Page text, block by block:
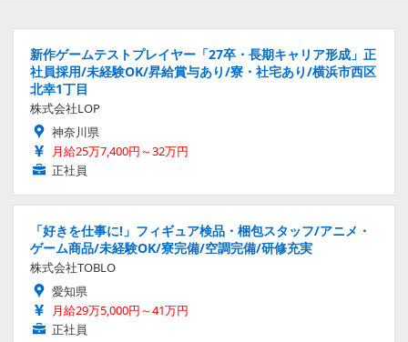
新作ゲームテストプレイヤー「27卒・長期キャリア形成」正
社員採用/未経験OK/昇給賞与あり/寮・社宅あり/横浜市西区
北幸1丁目
株式会社LOP
神奈川県
月給25万7,400円～32万円
正社員
「好きを仕事に!」フィギュア検品・梱包スタッフ/アニメ・
ゲーム商品/未経験OK/寮完備/空調完備/研修充実
株式会社TOBLO
愛知県
月給29万5,000円～41万円
正社員